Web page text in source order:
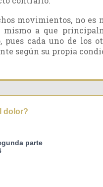
movimientos, no es
a que
pues cada uno de los
según su propia
dolor?
parte